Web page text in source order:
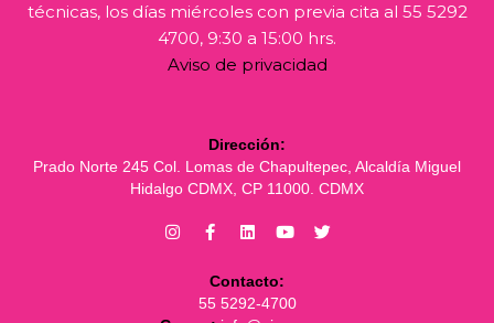
técnicas, los días miércoles con previa cita al 55 5292
4700, 9:30 a 15:00 hrs.
Aviso de privacidad
Dirección:
Prado Norte 245 Col. Lomas de Chapultepec, Alcaldía Miguel
Hidalgo CDMX, CP 11000. CDMX
Contacto:
55 5292-4700